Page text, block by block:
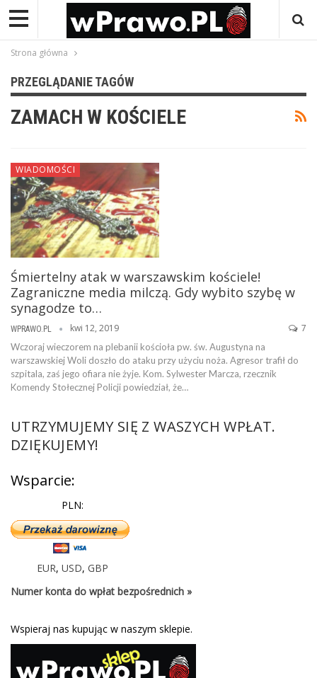
Strona główna
PRZEGLĄDANIE TAGÓW
ZAMACH W KOŚCIELE
WIADOMOŚCI
Śmiertelny atak w warszawskim kościele!
Zagraniczne media milczą. Gdy wybito szybę w
synagodze to…
WPRAWO.PL kwi 12, 2019 7
Wczoraj wieczorem na plebanii kościoła pw. św. Augustyna na
warszawskiej Woli doszło do ataku przy użyciu noża. Agresor trafił do
szpitala, zaś jego ofiara nie żyje. Kom. Sylwester Marcza, rzecznik
Komendy Stołecznej Policji powiedział, że…
UTRZYMUJEMY SIĘ Z WASZYCH WPŁAT.
DZIĘKUJEMY!
Wsparcie:
PLN:
EUR, USD, GBP
Numer konta do wpłat bezpośrednich »
Wspieraj nas kupując w naszym sklepie.